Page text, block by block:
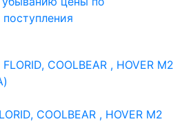
поступления
COOLBEAR , HOVER M2